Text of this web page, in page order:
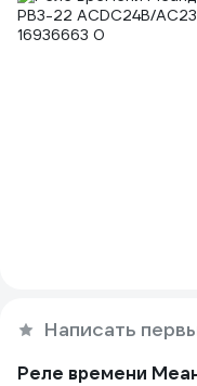
Написать
Реле времени